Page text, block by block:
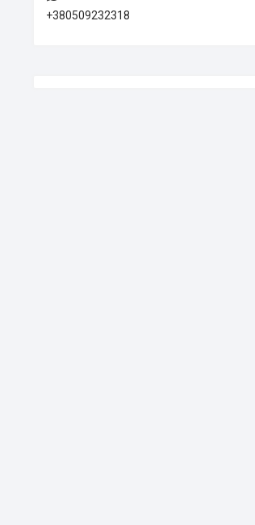
+380509232318